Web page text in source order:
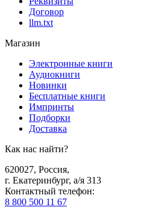
Договор
llm.txt
Магазин
Электронные книги
Аудиокниги
Новинки
Бесплатные книги
Импринты
Подборки
Доставка
Как нас найти?
620027, Россия,
г. Екатеринбург, а/я 313
Контактный телефон:
8 800 500 11 67